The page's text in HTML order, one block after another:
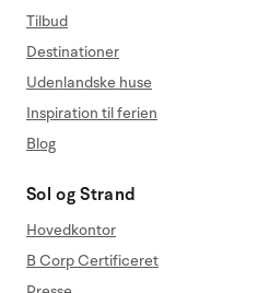
Tilbud
Destinationer
Udenlandske huse
Inspiration til ferien
Blog
Sol og Strand
Hovedkontor
B Corp Certificeret